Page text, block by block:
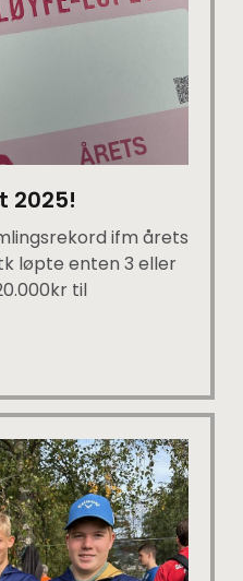
2025!
ifm årets
løpte enten 3 eller
til